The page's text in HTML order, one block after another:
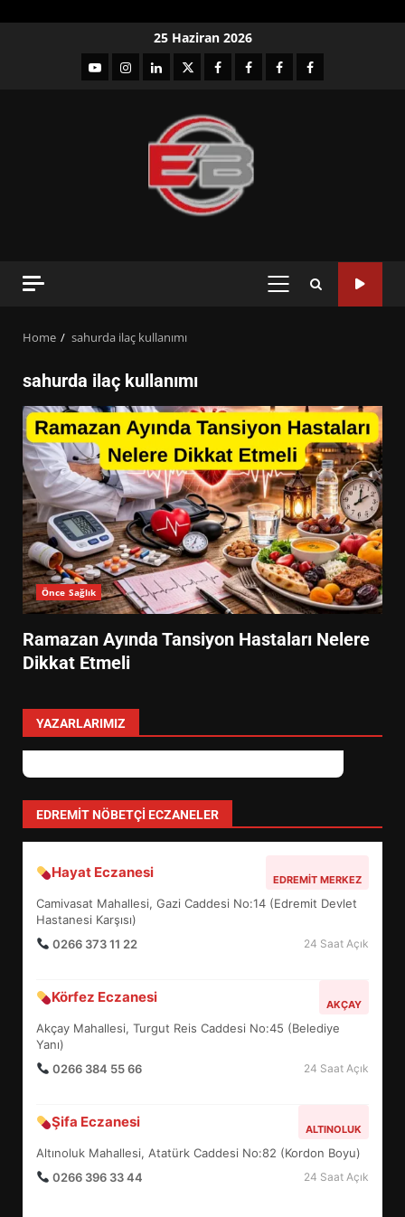
25 Haziran 2026
YouTubeInstagram
LinkedIntwitterfacebook-Facebook-
Facebook-Facebook-
PRIMARY
Home sahurda ilaç kullanımı
sahurda ilaç kullanımı
Önce Sağlık
Ramazan Ayında Tansiyon Hastaları Nelere
Dikkat Etmeli
YAZARLARIMIZ
EDREMIT NÖBETÇI ECZANELER
Hayat Eczanesi EDREMIT MERKEZ
Camivasat Mahallesi, Gazi Caddesi No:14 (Edremit Devlet
Hastanesi Karşısı)
0266 373 11 22
24 Saat Açık
Körfez Eczanesi AKÇAY
Akçay Mahallesi, Turgut Reis Caddesi No:45 (Belediye
Yanı)
0266 384 55 66
24 Saat Açık
Şifa Eczanesi ALTINOLUK
Altınoluk Mahallesi, Atatürk Caddesi No:82 (Kordon Boyu)
0266 396 33 44
24 Saat Açık
3
SÜRDÜRÜLEBİLİRLİKTE NE
4
EDREMİT’İN GURURU TÜRKİYE
FİNALİNDE NE BAŞARDI?
5
BALIKESİR MÜZELERİNDE SÜRE
6
TURNUVASI KAYITLARI NEYİ
DEĞİŞTİRİYOR?